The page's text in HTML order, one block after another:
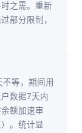
之需。重新
部分限制，
等，期间用
数据7天内
额加速审
。统计显